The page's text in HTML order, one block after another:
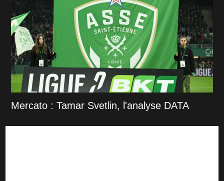
Mercato : Tamar Svetlin, l'analyse DATA